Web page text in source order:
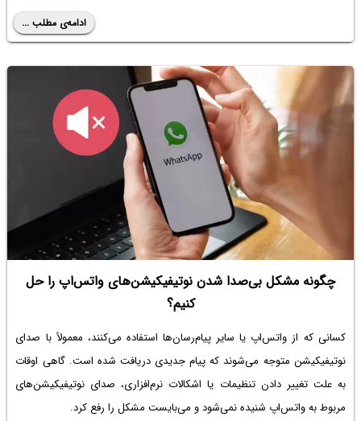
ادامه‌ی مطلب ...
چگونه مشکل بی‌صدا شدن نوتیفیکیشن‌های واتس‌اپ را حل
کنیم؟
کسانی که از واتس‌اپ یا سایر پیام‌رسان‌ها استفاده می‌کنند، معمولاً با صدای
نوتیفیکیشن متوجه می‌شوند که پیام جدیدی دریافت شده است. گاهی اوقات
به علت تغییر دادن تنظیمات یا اشکالات نرم‌افزاری، صدای نوتیفیکیشن‌های
مربوط به واتس‌اپ شنیده نمی‌شود و می‌بایست مشکل را رفع کرد.